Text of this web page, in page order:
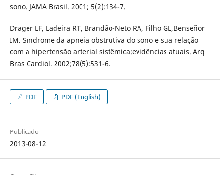
sono. JAMA Brasil. 2001; 5(2):134-7.
Drager LF, Ladeira RT, Brandão-Neto RA, Filho GL,Benseñor
IM. Síndrome da apnéia obstrutiva do sono e sua relação
com a hipertensão arterial sistêmica:evidências atuais. Arq
Bras Cardiol. 2002;78(5):531-6.
PDF PDF (English)
Publicado
2013-08-12